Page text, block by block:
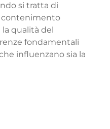
si tratta di
contenimento
qualità del
fondamentali
influenzano sia la